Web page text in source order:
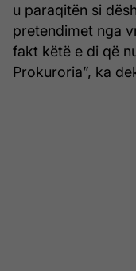
u paraqitën si
pretendimet nga
fakt këtë e di që
Prokuroria”, ka